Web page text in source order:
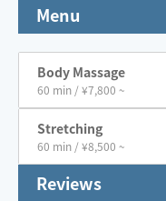
Menu
Body Massage
60 min / ¥7,800 ~
Stretching
60 min / ¥8,500 ~
Reviews